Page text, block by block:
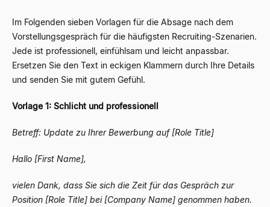
Im Folgenden sieben Vorlagen für die Absage nach dem
Vorstellungsgespräch für die häufigsten Recruiting-Szenarien.
Jede ist professionell, einfühlsam und leicht anpassbar.
Ersetzen Sie den Text in eckigen Klammern durch Ihre Details
und senden Sie mit gutem Gefühl.
Vorlage 1: Schlicht und professionell
Betreff: Update zu Ihrer Bewerbung auf [Role Title]
Hallo [First Name],
vielen Dank, dass Sie sich die Zeit für das Gespräch zur
Position [Role Title] bei [Company Name] genommen haben.